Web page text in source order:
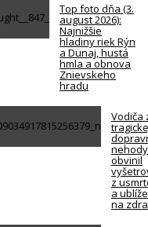
Top foto dňa (3.
august 2026):
Najnižšie
hladiny riek Rýn
a Dunaj, hustá
hmla a obnova
Znievskeho
hradu
Vodiča
nehody
obvinil
z
a
na